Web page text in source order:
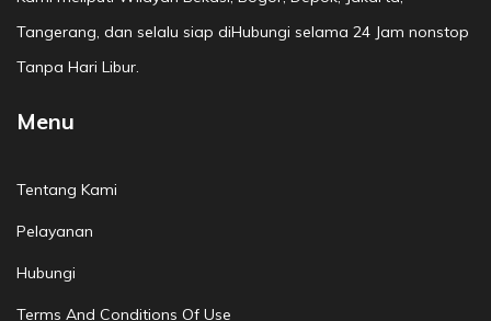
Tangerang, dan selalu siap diHubungi selama 24 Jam nonstop
Tanpa Hari Libur.
Menu
Tentang Kami
Pelayanan
Hubungi
Terms And Conditions Of Use